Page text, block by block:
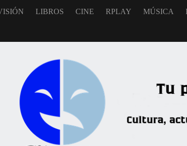
LIBROS CINE RPLAY MÚSICA